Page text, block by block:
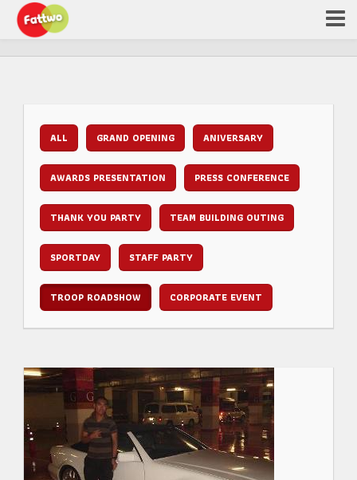
ALL GRAND OPENING ANIVERSARY
AWARDS PRESENTATION PRESS CONFERENCE
THANK YOU PARTY TEAM BUILDING OUTING
SPORTDAY STAFF PARTY
TROOP ROADSHOW CORPORATE EVENT